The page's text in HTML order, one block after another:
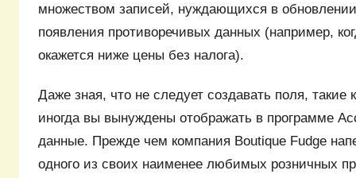
множеством записей, нуждающихся в
появления противоречивых данных (например,
окажется ниже цены без налога).
Даже зная, что не следует создавать поля, такие
иногда вы вынуждены отображать в программе
данные. Прежде чем компания Boutique Fudge
одного из своих наименее любимых розничных